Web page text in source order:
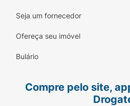
Seja um fornecedor
Ofereça seu imóvel
Bulário
Compre pelo site,